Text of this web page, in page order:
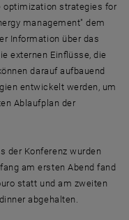
optimization strategies for
management" dem
Information über das
externen Einflüsse, die
darauf aufbauend
entwickelt werden, um
Ablaufplan der
der Konferenz wurden
am ersten Abend fand
statt und am zweiten
abgehalten.